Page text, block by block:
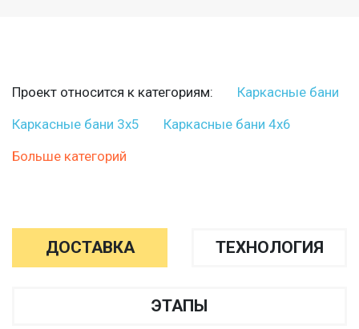
Проект относится к категориям:
Каркасные бани
Каркасные бани 3х5
Каркасные бани 4х6
Больше категорий
ДОСТАВКА ТЕХНОЛОГИЯ
ЭТАПЫ